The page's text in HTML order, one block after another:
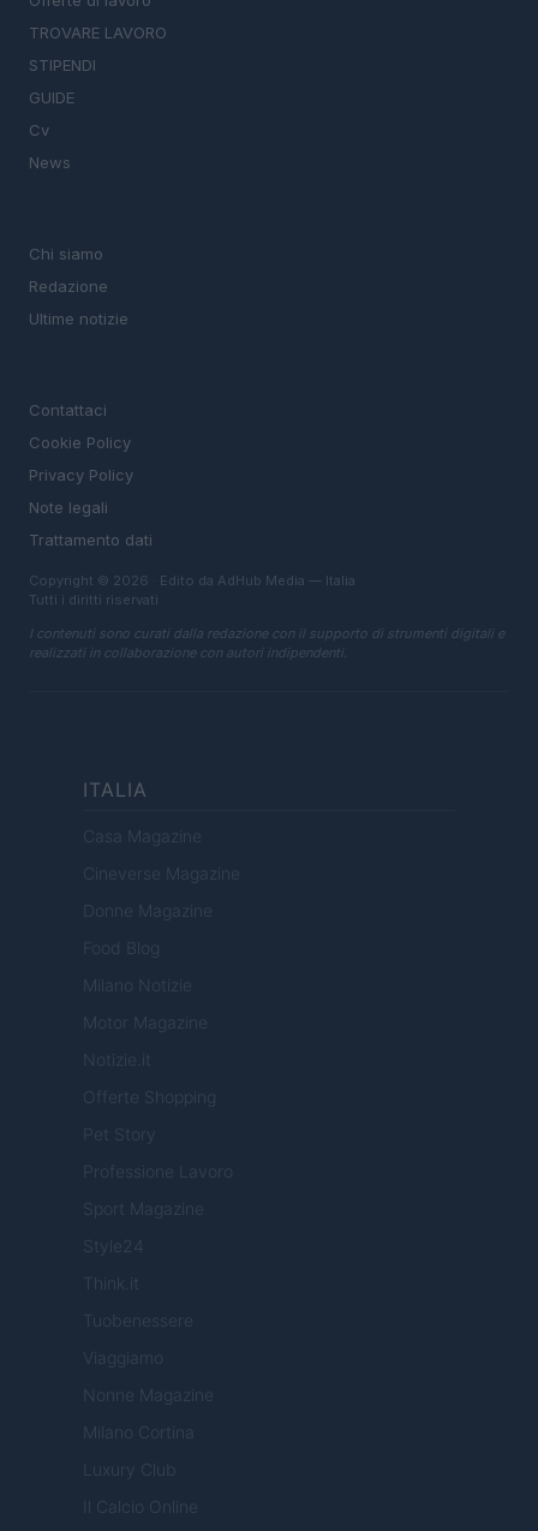
TROVARE LAVORO
STIPENDI
GUIDE
Cv
News
Chi siamo
Redazione
Ultime notizie
Contattaci
Cookie Policy
Privacy Policy
Note legali
Trattamento dati
Copyright © 2026 · Edito da AdHub Media — Italia
Tutti i diritti riservati
I contenuti sono curati dalla redazione con il supporto di strumenti digitali e
realizzati in collaborazione con autori indipendenti.
ITALIA
Casa Magazine
Cineverse Magazine
Donne Magazine
Food Blog
Milano Notizie
Motor Magazine
Notizie.it
Offerte Shopping
Pet Story
Professione Lavoro
Sport Magazine
Style24
Think.it
Tuobenessere
Viaggiamo
Nonne Magazine
Milano Cortina
Luxury Club
Il Calcio Online